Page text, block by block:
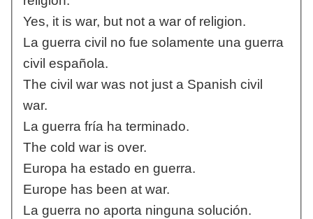
Yes, it is war, but not a war of religion.
La guerra civil no fue solamente una guerra
civil española.
The civil war was not just a Spanish civil
war.
La guerra fría ha terminado.
The cold war is over.
Europa ha estado en guerra.
Europe has been at war.
La guerra no aporta ninguna solución.